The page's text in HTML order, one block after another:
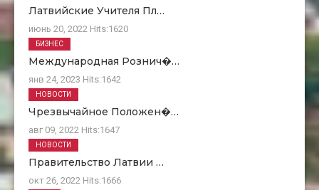
Латвийские Учителя Пл…
июнь 20, 2022 Hits:1620
Международная Рознич�…
янв 24, 2023 Hits:1642
БИЗНЕС
Чрезвычайное Положен�…
авг 09, 2022 Hits:1647
НОВОСТИ
Правительство Латвии …
окт 26, 2022 Hits:1666
НОВОСТИ